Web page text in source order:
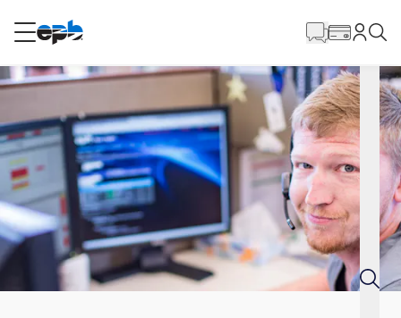
RESIDENCIAL
Internet
Energía
Televisión
principal